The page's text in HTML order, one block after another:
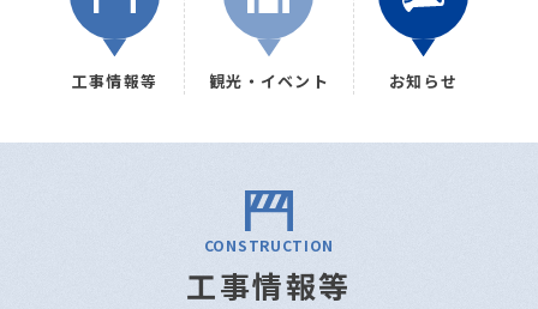
工事情報等 観光・イベント お知らせ
CONSTRUCTION
工事情報等